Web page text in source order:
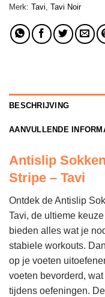
Merk: Tavi Tavi Noir
BESCHRIJVING
AANVULLENDE
Antislip
Stripe – Tavi
Ontdek de Antislip
Tavi, de ultieme
bieden alles wat je
stabiele workouts.
op je voeten
voeten bevorderd,
tijdens oefeningen.